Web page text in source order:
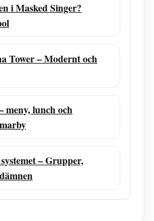
i Masked Singer?
Tower – Modernt och
meny, lunch och
– Grupper,